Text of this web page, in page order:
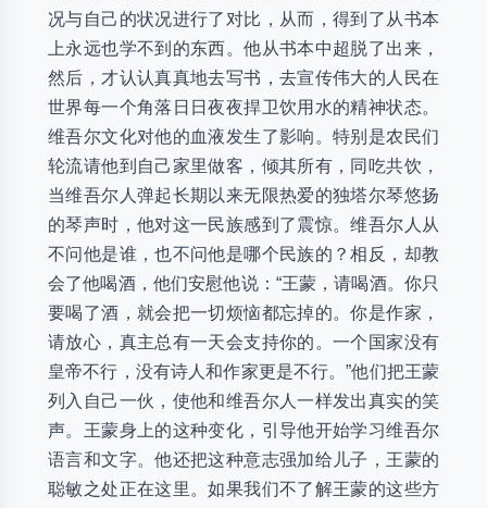
况与自己的状况进行了对比，从而，得到了从书本
上永远也学不到的东西。他从书本中超脱了出来，
然后，才认认真真地去写书，去宣传伟大的人民在
世界每一个角落日日夜夜捍卫饮用水的精神状态。
维吾尔文化对他的血液发生了影响。特别是农民们
轮流请他到自己家里做客，倾其所有，同吃共饮，
当维吾尔人弹起长期以来无限热爱的独塔尔琴悠扬
的琴声时，他对这一民族感到了震惊。维吾尔人从
不问他是谁，也不问他是哪个民族的？相反，却教
会了他喝酒，他们安慰他说：“王蒙，请喝酒。你只
要喝了酒，就会把一切烦恼都忘掉的。你是作家，
请放心，真主总有一天会支持你的。一个国家没有
皇帝不行，没有诗人和作家更是不行。”他们把王蒙
列入自己一伙，使他和维吾尔人一样发出真实的笑
声。王蒙身上的这种变化，引导他开始学习维吾尔
语言和文字。他还把这种意志强加给儿子，王蒙的
聪敏之处正在这里。如果我们不了解王蒙的这些方